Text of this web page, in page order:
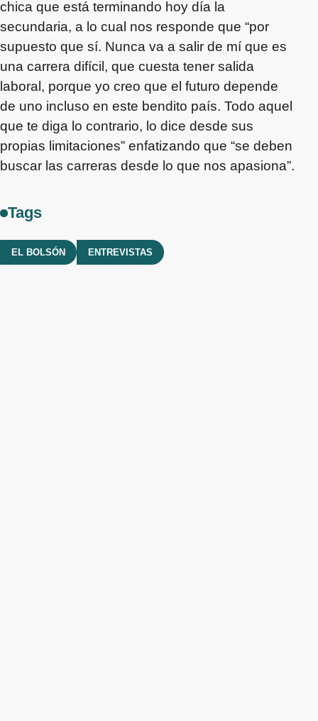
chica que está terminando hoy día la
secundaria, a lo cual nos responde que “por
supuesto que sí. Nunca va a salir de mí que es
una carrera difícil, que cuesta tener salida
laboral, porque yo creo que el futuro depende
de uno incluso en este bendito país. Todo aquel
que te diga lo contrario, lo dice desde sus
propias limitaciones” enfatizando que “se deben
buscar las carreras desde lo que nos apasiona”.
Tags
EL BOLSÓN ENTREVISTAS